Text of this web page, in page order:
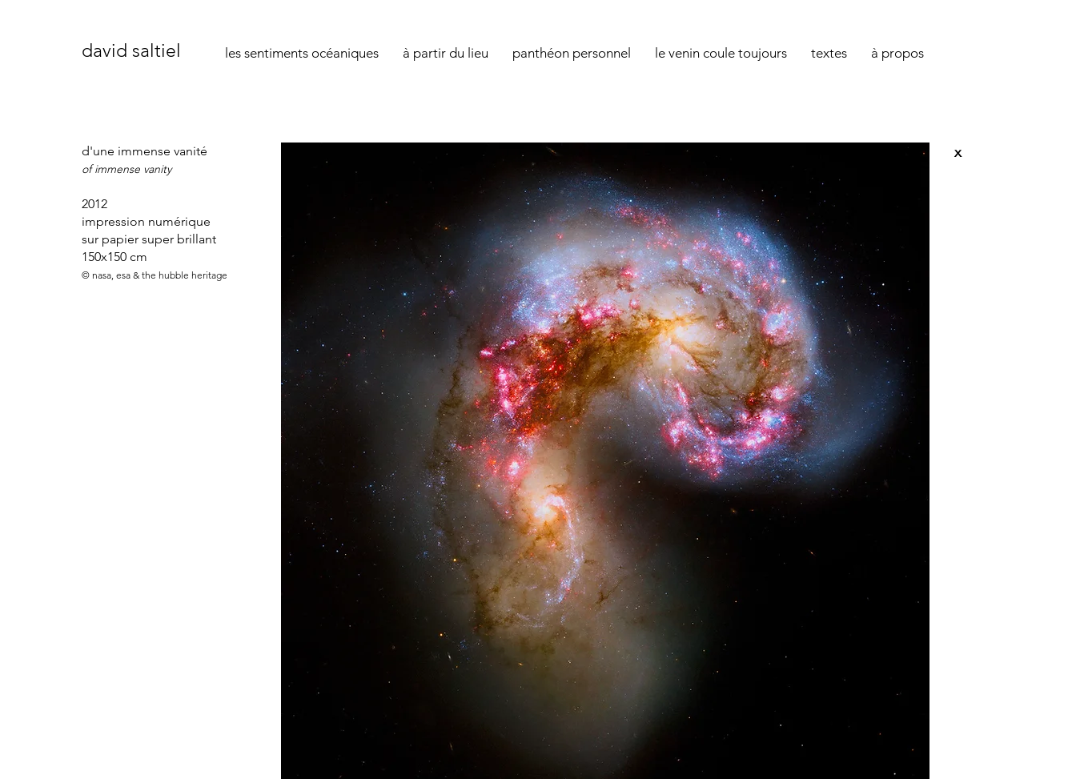
david saltiel les sentiments océaniques à partir du lieu panthéon personnel le venin coule toujours textes à propos
d'une immense vanité
of immense vanity
2012
impression numérique
sur papier super brillant
150x150 cm
© nasa, esa & the hubble heritage
x